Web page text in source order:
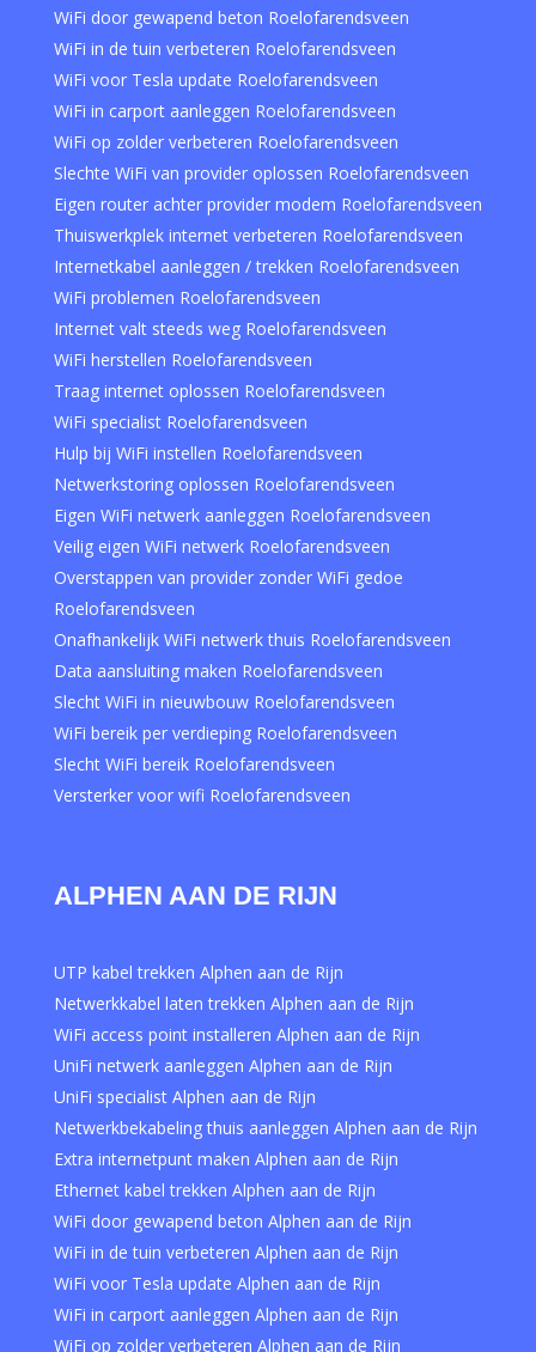
WiFi door gewapend beton Roelofarendsveen
WiFi in de tuin verbeteren Roelofarendsveen
WiFi voor Tesla update Roelofarendsveen
WiFi in carport aanleggen Roelofarendsveen
WiFi op zolder verbeteren Roelofarendsveen
Slechte WiFi van provider oplossen Roelofarendsveen
Eigen router achter provider modem Roelofarendsveen
Thuiswerkplek internet verbeteren Roelofarendsveen
Internetkabel aanleggen / trekken Roelofarendsveen
WiFi problemen Roelofarendsveen
Internet valt steeds weg Roelofarendsveen
WiFi herstellen Roelofarendsveen
Traag internet oplossen Roelofarendsveen
WiFi specialist Roelofarendsveen
Hulp bij WiFi instellen Roelofarendsveen
Netwerkstoring oplossen Roelofarendsveen
Eigen WiFi netwerk aanleggen Roelofarendsveen
Veilig eigen WiFi netwerk Roelofarendsveen
Overstappen van provider zonder WiFi gedoe
Roelofarendsveen
Onafhankelijk WiFi netwerk thuis Roelofarendsveen
Data aansluiting maken Roelofarendsveen
Slecht WiFi in nieuwbouw Roelofarendsveen
WiFi bereik per verdieping Roelofarendsveen
Slecht WiFi bereik Roelofarendsveen
Versterker voor wifi Roelofarendsveen
ALPHEN AAN DE RIJN
UTP kabel trekken Alphen aan de Rijn
Netwerkkabel laten trekken Alphen aan de Rijn
WiFi access point installeren Alphen aan de Rijn
UniFi netwerk aanleggen Alphen aan de Rijn
UniFi specialist Alphen aan de Rijn
Netwerkbekabeling thuis aanleggen Alphen aan de Rijn
Extra internetpunt maken Alphen aan de Rijn
Ethernet kabel trekken Alphen aan de Rijn
WiFi door gewapend beton Alphen aan de Rijn
WiFi in de tuin verbeteren Alphen aan de Rijn
WiFi voor Tesla update Alphen aan de Rijn
WiFi in carport aanleggen Alphen aan de Rijn
WiFi op zolder verbeteren Alphen aan de Rijn